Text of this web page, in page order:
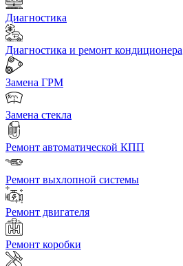
Диагностика
Диагностика и ремонт кондиционера
Замена ГРМ
Замена стекла
Ремонт автоматической КПП
Ремонт выхлопной системы
Ремонт двигателя
Ремонт коробки